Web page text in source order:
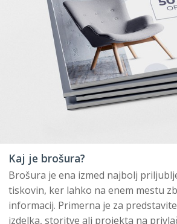
Kaj je brošura?
Brošura je ena izmed najbolj
tiskovin, ker lahko na enem mestu
informacij. Primerna je za
izdelka, storitve ali projekta na